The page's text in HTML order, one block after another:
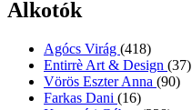
Alkotók
Agócs Virág (418)
Entirrè Art & Design (37)
Vörös Eszter Anna (90)
Farkas Dani (16)